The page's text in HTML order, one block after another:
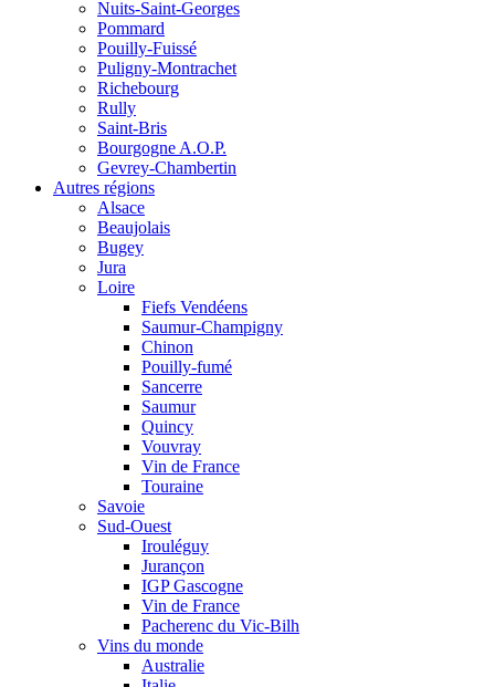
Nuits-Saint-Georges
Pommard
Pouilly-Fuissé
Puligny-Montrachet
Richebourg
Rully
Saint-Bris
Bourgogne A.O.P.
Gevrey-Chambertin
Autres régions
Alsace
Beaujolais
Bugey
Jura
Loire
Fiefs Vendéens
Saumur-Champigny
Chinon
Pouilly-fumé
Sancerre
Saumur
Quincy
Vouvray
Vin de France
Touraine
Savoie
Sud-Ouest
Irouléguy
Jurançon
IGP Gascogne
Vin de France
Pacherenc du Vic-Bilh
Vins du monde
Australie